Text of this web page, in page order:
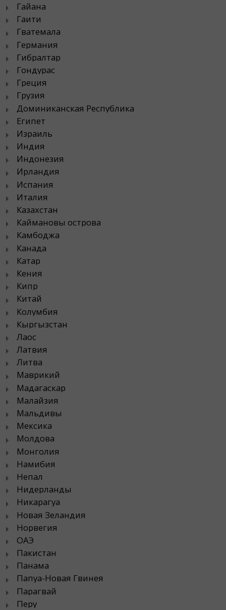
Гайана
Гаити
Гватемала
Германия
Гибралтар
Гондурас
Греция
Грузия
Доминиканская Республика
Египет
Израиль
Индия
Индонезия
Ирландия
Испания
Италия
Казахстан
Каймановы острова
Камбоджа
Канада
Катар
Кения
Кипр
Китай
Колумбия
Кыргызстан
Лаос
Латвия
Литва
Маврикий
Мадагаскар
Малайзия
Мальдивы
Мексика
Молдова
Монголия
Намибия
Непал
Нидерланды
Никарагуа
Новая Зеландия
Норвегия
ОАЭ
Пакистан
Панама
Папуа-Новая Гвинея
Парагвай
Перу